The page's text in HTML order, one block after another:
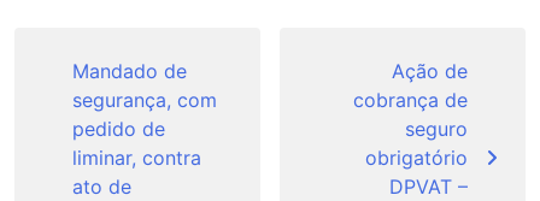
Post
Mandado de
segurança, com
pedido de
liminar, contra
ato de
Ação de
cobrança de
seguro
obrigatório
DPVAT –